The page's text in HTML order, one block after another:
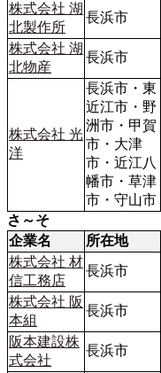
株式会社 湖
北製作所
長浜市
株式会社 湖
北物産
長浜市
株式会社 光
洋
長浜市・東
近江市・野
洲市・甲賀
市・大津
市・近江八
幡市・草津
さ～そ
企業名
所在地
株式会社 材
信工務店
長浜市
株式会社 阪
本組
長浜市
阪本建設株
式会社
長浜市